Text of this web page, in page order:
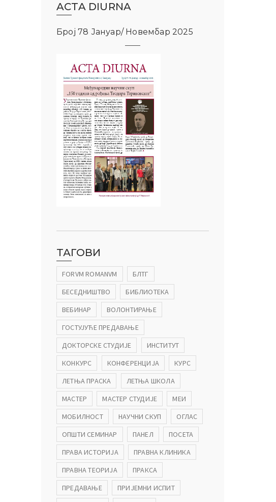
ACTA DIURNA
Број 78 Јануар/ Новембар 2025
ТАГОВИ
FORVM ROMANVM
БЛТГ
БЕСЕДНИШТВО
БИБЛИОТЕКА
ВЕБИНАР
ВОЛОНТИРАЊЕ
ГОСТУЈУЋЕ ПРЕДАВАЊЕ
ДОКТОРСКЕ СТУДИЈЕ
ИНСТИТУТ
КОНКУРС
КОНФЕРЕНЦИЈА
КУРС
ЛЕТЊА ПРАСКА
ЛЕТЊА ШКОЛА
МАСТЕР
МАСТЕР СТУДИЈЕ
МЕИ
МОБИЛНОСТ
НАУЧНИ СКУП
ОГЛАС
ОПШТИ СЕМИНАР
ПАНЕЛ
ПОСЕТА
ПРАВА ИСТОРИЈА
ПРАВНА КЛИНИКА
ПРАВНА ТЕОРИЈА
ПРАКСА
ПРЕДАВАЊЕ
ПРИЈЕМНИ ИСПИТ